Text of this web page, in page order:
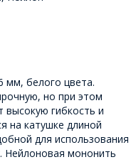
мм, белого цвета.
но при этом
высокую гибкость и
на катушке длиной
для использования
Нейлоновая мононить